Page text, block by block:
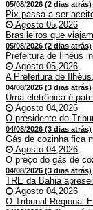
05/08/2026 (2 dias atrás)
Pix passa a ser
Agosto 05,2026
Brasileiros que
05/08/2026 (2 dias atrás)
Prefeitura de Ilhéus
Agosto 05,2026
A Prefeitura de
04/08/2026 (3 dias atrás)
Urna eletrônica é
Agosto 04,2026
O presidente do
04/08/2026 (3 dias atrás)
Gás de cozinha fica
Agosto 04,2026
O preço do gás de
04/08/2026 (3 dias atrás)
TRE da Bahia
Agosto 04,2026
O Tribunal Regional